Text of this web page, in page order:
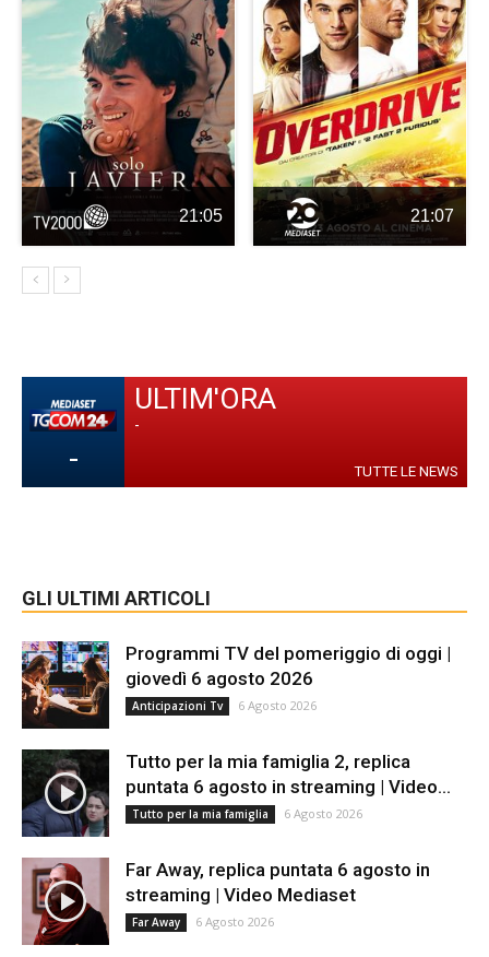
21:05 21:07
-
ULTIM'ORA
-
TUTTE LE NEWS
GLI ULTIMI ARTICOLI
Programmi TV del pomeriggio di oggi |
giovedì 6 agosto 2026
Anticipazioni Tv 6 Agosto 2026
Tutto per la mia famiglia 2, replica
puntata 6 agosto in streaming | Video...
Tutto per la mia famiglia 6 Agosto 2026
Far Away, replica puntata 6 agosto in
streaming | Video Mediaset
Far Away 6 Agosto 2026